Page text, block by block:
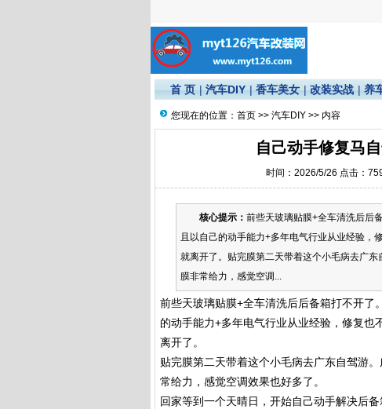
首 页 |汽车DIY |香车美女 |改装实战 |养
您现在的位置： 首页 >> 汽车DIY >> 内容
自己动手修复马
时间：2026/5/26 点击：
核心提示： 前些天玻璃贴膜+全车清洗后后
且以自己的动手能力+多年电气行业从业经验，
就离开了。贴完膜第二天带着这个小毛病去广
膜非常给力，感觉空调...
前些天玻璃贴膜+全车清洗后后备箱打不开
的动手能力+多年电气行业从业经验，修复
离开了。
贴完膜第二天带着这个小毛病去广东自驾游
常给力，感觉空调效果也好多了。
回家等到一个天晴日，开始自己动手解决后备